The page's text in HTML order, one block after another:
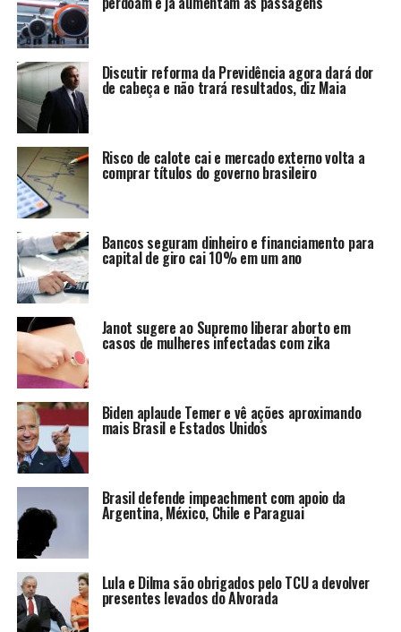
Discutir reforma da Previdência agora dará dor
de cabeça e não trará resultados, diz Maia
Risco de calote cai e mercado externo volta a
comprar títulos do governo brasileiro
Bancos seguram dinheiro e financiamento para
capital de giro cai 10% em um ano
Janot sugere ao Supremo liberar aborto em
casos de mulheres infectadas com zika
Biden aplaude Temer e vê ações aproximando
mais Brasil e Estados Unidos
Brasil defende impeachment com apoio da
Argentina, México, Chile e Paraguai
Lula e Dilma são obrigados pelo TCU a devolver
presentes levados do Alvorada